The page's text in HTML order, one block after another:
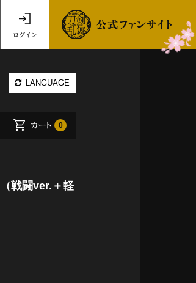
ログイン
LANGUAGE
カート 0
戦闘ver.＋軽